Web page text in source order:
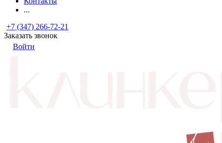
...
+7 (347) 266-72-21
Заказать звонок
Войти